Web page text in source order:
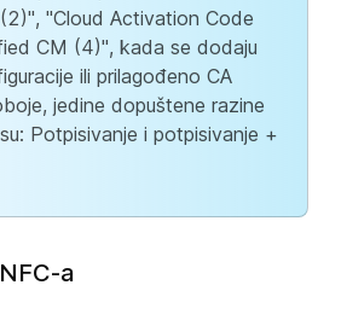
"Cloud Activation Code
CM (4)", kada se dodaju
ili prilagođeno CA
jedine dopuštene razine
Potpisivanje i potpisivanje +
a